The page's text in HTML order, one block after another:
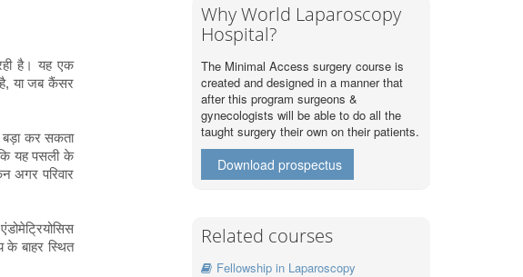
है। यह एक
है, या जब कैंसर
बड़ा कर सकता
यह पसली के
अगर परिवार
के बाहर स्थित
Why World Laparoscopy
Hospital?
The Minimal Access surgery course is
created and designed in a manner that
after this program surgeons &
gynecologists will be able to do all the
taught surgery their own on their patients.
Download prospectus
Related courses
Fellowship in Laparoscopy